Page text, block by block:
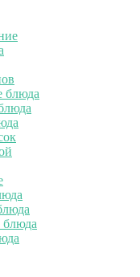
блюда
блюда